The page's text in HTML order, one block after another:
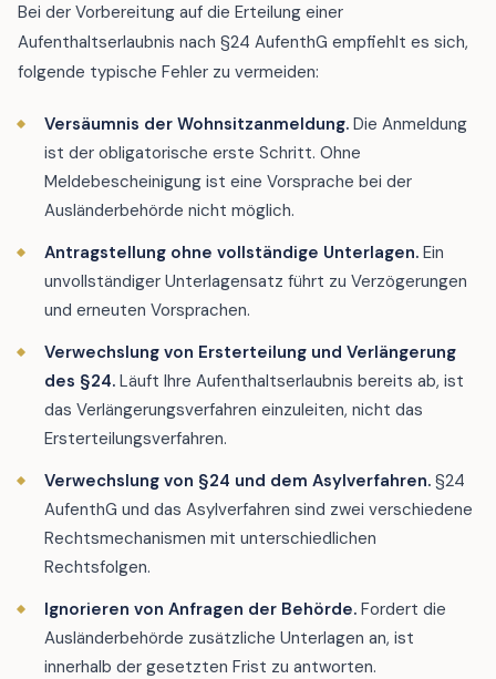
Bei der Vorbereitung auf die Erteilung einer
Aufenthaltserlaubnis nach §24 AufenthG empfiehlt es sich,
folgende typische Fehler zu vermeiden:
Versäumnis der Wohnsitzanmeldung. Die Anmeldung
ist der obligatorische erste Schritt. Ohne
Meldebescheinigung ist eine Vorsprache bei der
Ausländerbehörde nicht möglich.
Antragstellung ohne vollständige Unterlagen. Ein
unvollständiger Unterlagensatz führt zu Verzögerungen
und erneuten Vorsprachen.
Verwechslung von Ersterteilung und Verlängerung
des §24. Läuft Ihre Aufenthaltserlaubnis bereits ab, ist
das Verlängerungsverfahren einzuleiten, nicht das
Ersterteilungsverfahren.
Verwechslung von §24 und dem Asylverfahren. §24
AufenthG und das Asylverfahren sind zwei verschiedene
Rechtsmechanismen mit unterschiedlichen
Rechtsfolgen.
Ignorieren von Anfragen der Behörde. Fordert die
Ausländerbehörde zusätzliche Unterlagen an, ist
innerhalb der gesetzten Frist zu antworten.